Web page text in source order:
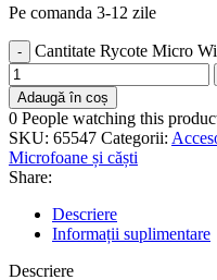
Pe comanda 3-12 zile
Cantitate Rycote Micro
Adaugă în coș
0 People watching this
SKU: 65547 Categorii:
Microfoane și căști
Share:
Descriere
Informații suplimentare
Descriere